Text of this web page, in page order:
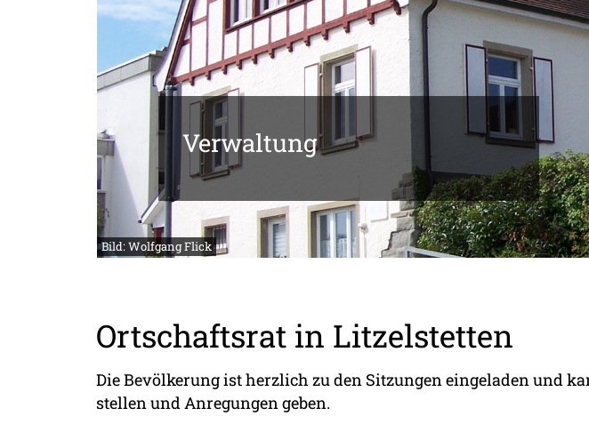
Bild: Wolfgang Flick
Verwaltung
Ortschaftsrat in Litzelstetten
Die Bevölkerung ist herzlich zu den Sitzungen eingeladen und
stellen und Anregungen geben.